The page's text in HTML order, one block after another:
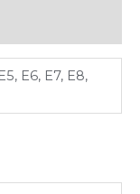
E6, E7, E8,